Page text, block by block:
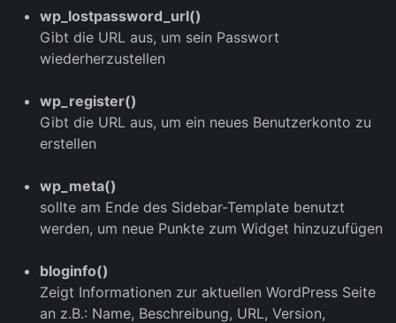
wp_lostpassword_url()
Gibt die URL aus, um sein Passwort
wiederherzustellen
wp_register()
Gibt die URL aus, um ein neues Benutzerkonto zu
erstellen
wp_meta()
sollte am Ende des Sidebar-Template benutzt
werden, um neue Punkte zum Widget hinzuzufügen
bloginfo()
Zeigt Informationen zur aktuellen WordPress Seite
an z.B.: Name, Beschreibung, URL, Version,